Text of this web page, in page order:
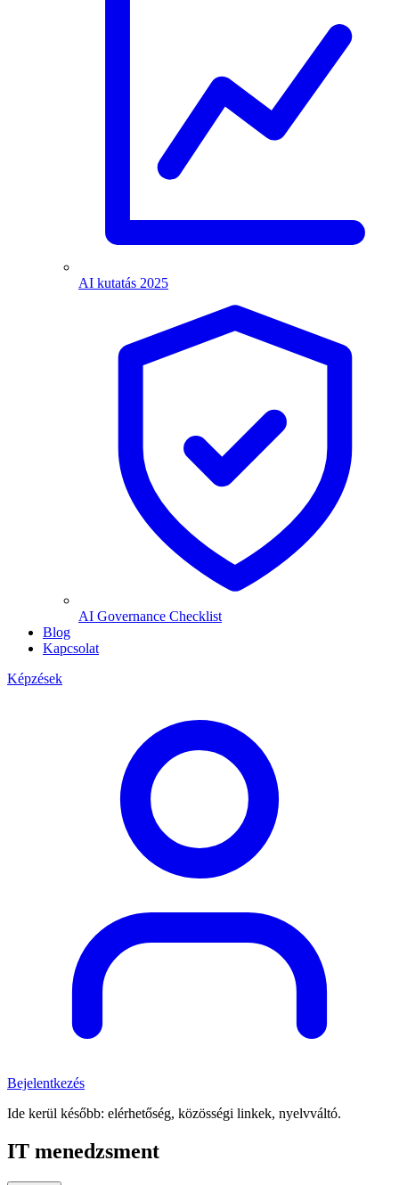
AI kutatás 2025
AI Governance Checklist
Blog
Kapcsolat
Képzések
Bejelentkezés
Ide kerül később: elérhetőség, közösségi linkek, nyelvváltó.
IT menedzsment